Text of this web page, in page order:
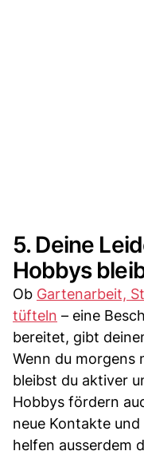
5. Deine
Hobbys
Ob Gartenarbeit,
tüfteln – eine
bereitet, gibt
Wenn du morgens
bleibst du aktiver
Hobbys fördern
neue Kontakte
helfen ausserdem